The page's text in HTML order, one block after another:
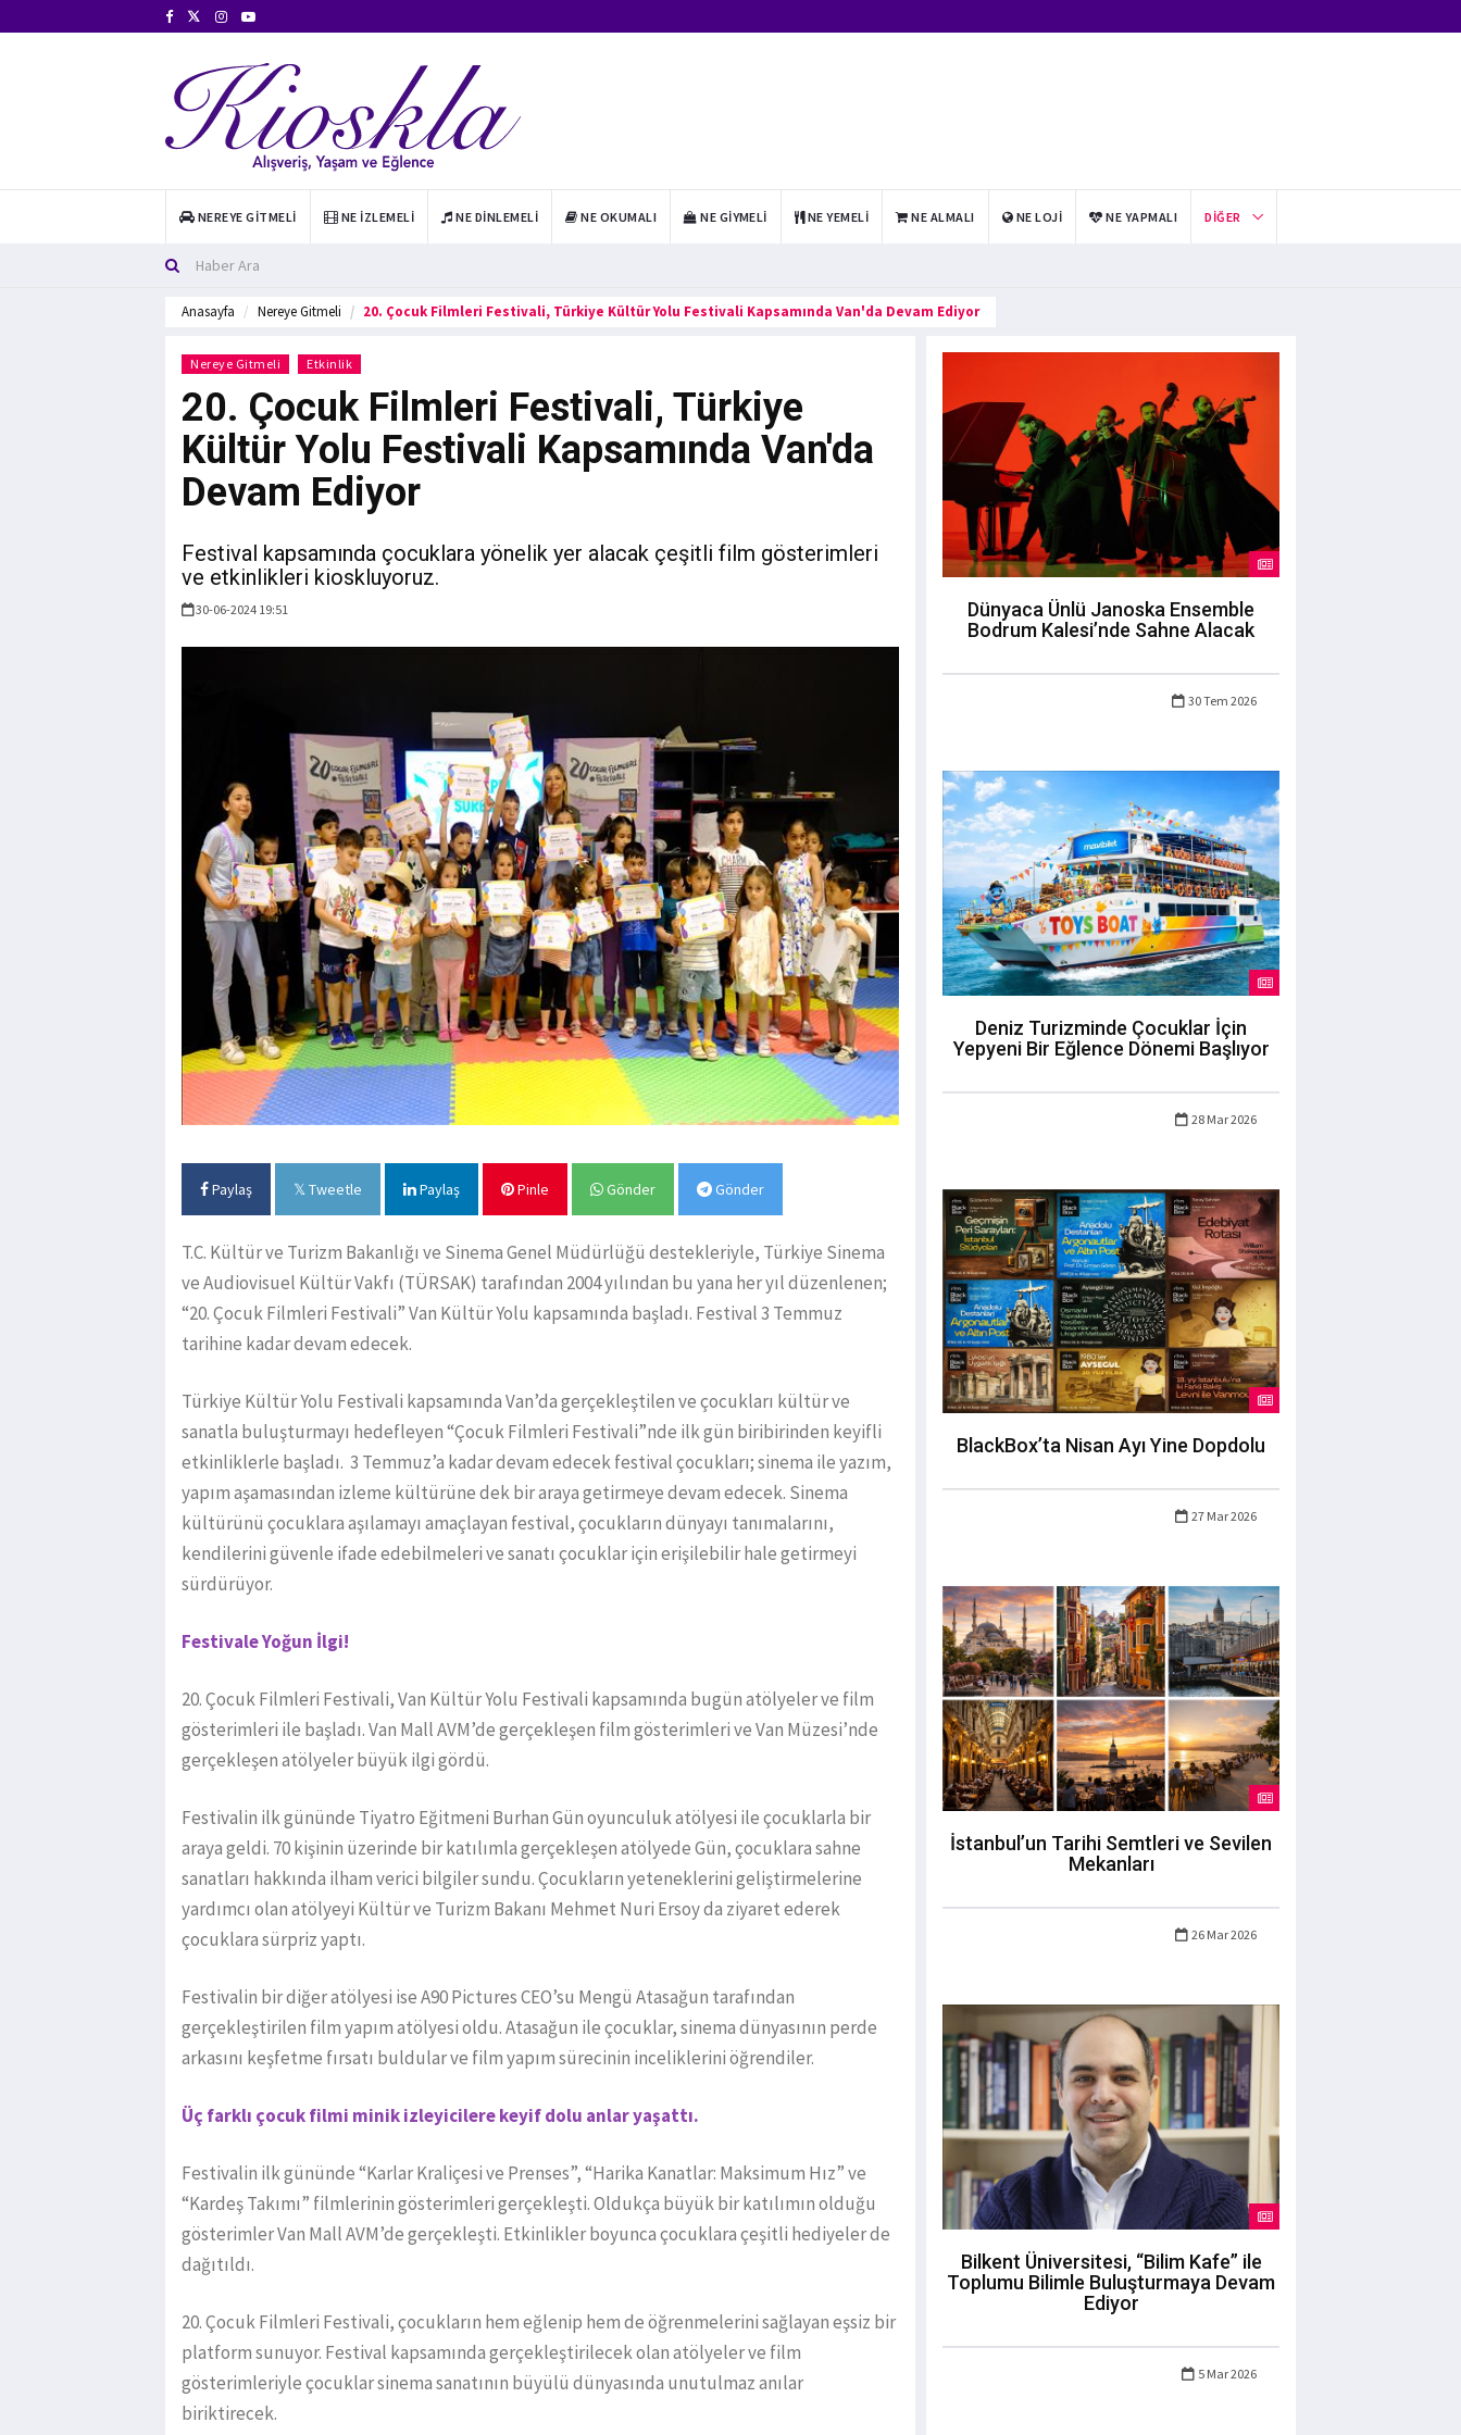
NEREYE GITMELI NE İZLEMELI NE DINLEMELI NE OKUMALI NE GIYMELI NE YEMELI NE ALMALI NE LOJI NE YAPMALI DIĞER
Anasayfa Nereye Gitmeli 20. Çocuk Filmleri Festivali, Türkiye Kültür Yolu Festivali Kapsamında Van'da Devam Ediyor
Nereye Gitmeli Etkinlik
20. Çocuk Filmleri Festivali, Türkiye
Kültür Yolu Festivali Kapsamında Van'da
Devam Ediyor
Festival kapsamında çocuklara yönelik yer alacak çeşitli film gösterimleri
ve etkinlikleri kioskluyoruz.
30-06-2024 19:51
Paylaş Tweetle Paylaş Pinle Gönder Gönder
T.C. Kültür ve Turizm Bakanlığı ve Sinema Genel Müdürlüğü destekleriyle, Türkiye Sinema
ve Audiovisuel Kültür Vakfı (TÜRSAK) tarafından 2004 yılından bu yana her yıl düzenlenen;
“20. Çocuk Filmleri Festivali” Van Kültür Yolu kapsamında başladı. Festival 3 Temmuz
tarihine kadar devam edecek.
Türkiye Kültür Yolu Festivali kapsamında Van’da gerçekleştilen ve çocukları kültür ve
sanatla buluşturmayı hedefleyen “Çocuk Filmleri Festivali”nde ilk gün biribirinden keyifli
etkinliklerle başladı. 3 Temmuz’a kadar devam edecek festival çocukları; sinema ile yazım,
yapım aşamasından izleme kültürüne dek bir araya getirmeye devam edecek. Sinema
kültürünü çocuklara aşılamayı amaçlayan festival, çocukların dünyayı tanımalarını,
kendilerini güvenle ifade edebilmeleri ve sanatı çocuklar için erişilebilir hale getirmeyi
sürdürüyor.
Festivale Yoğun İlgi!
20.⁠ ⁠Çocuk Filmleri Festivali, Van Kültür Yolu Festivali kapsamında bugün atölyeler ve film
gösterimleri ile başladı. Van Mall AVM’de gerçekleşen film gösterimleri ve Van Müzesi’nde
gerçekleşen atölyeler büyük ilgi gördü.
Festivalin ilk gününde Tiyatro Eğitmeni Burhan Gün oyunculuk atölyesi ile çocuklarla bir
araya geldi. 70 kişinin üzerinde bir katılımla gerçekleşen atölyede Gün, çocuklara sahne
sanatları hakkında ilham verici bilgiler sundu. Çocukların yeteneklerini geliştirmelerine
yardımcı olan atölyeyi Kültür ve Turizm Bakanı Mehmet Nuri Ersoy da ziyaret ederek
çocuklara sürpriz yaptı.
Festivalin bir diğer atölyesi ise A90 Pictures CEO’su Mengü Atasağun tarafından
gerçekleştirilen film yapım atölyesi oldu. Atasağun ile çocuklar, sinema dünyasının perde
arkasını keşfetme fırsatı buldular ve film yapım sürecinin inceliklerini öğrendiler.
Üç farklı çocuk filmi minik izleyicilere keyif dolu anlar yaşattı.
Festivalin ilk gününde “Karlar Kraliçesi ve Prenses”, “Harika Kanatlar: Maksimum Hız” ve
“Kardeş Takımı” filmlerinin gösterimleri gerçekleşti. Oldukça büyük bir katılımın olduğu
gösterimler Van Mall AVM’de gerçekleşti. Etkinlikler boyunca çocuklara çeşitli hediyeler de
dağıtıldı.
20.⁠ ⁠Çocuk Filmleri Festivali, çocukların hem eğlenip hem de öğrenmelerini sağlayan eşsiz bir
platform sunuyor. Festival kapsamında gerçekleştirilecek olan atölyeler ve film
gösterimleriyle çocuklar sinema sanatının büyülü dünyasında unutulmaz anılar
biriktirecek.
Dünyaca Ünlü Janoska Ensemble
Bodrum Kalesi’nde Sahne Alacak
30 Tem 2026
Deniz Turizminde Çocuklar İçin
Yepyeni Bir Eğlence Dönemi Başlıyor
28 Mar 2026
BlackBox’ta Nisan Ayı Yine Dopdolu
27 Mar 2026
İstanbul’un Tarihi Semtleri ve Sevilen
Mekanları
26 Mar 2026
Bilkent Üniversitesi, “Bilim Kafe” ile
Toplumu Bilimle Buluşturmaya Devam
Ediyor
5 Mar 2026